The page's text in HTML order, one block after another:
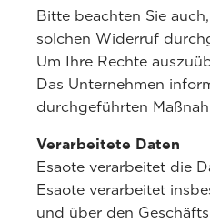
Bitte beachten Sie
solchen Widerruf
Um Ihre Rechte
Das Unternehmen
durchgeführten
Verarbeitete Daten
Esaote verarbeitet die
Esaote verarbeitet
und über den